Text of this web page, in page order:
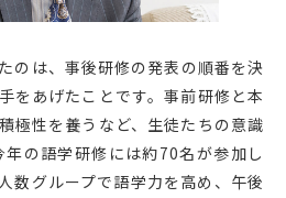
のは、事後研修の発表の順番を決
をあげたことです。事前研修と本
極性を養うなど、生徒たちの意識
の語学研修には約70名が参加し
数グループで語学力を高め、午後